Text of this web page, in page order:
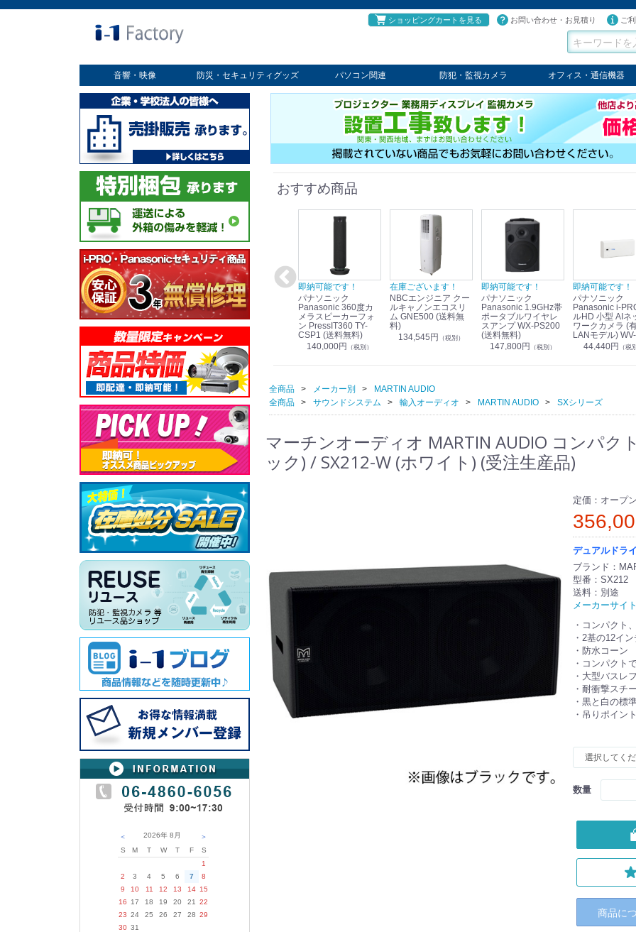
ショッピングカートを見る お問い合わせ・お見積り ご
音響・映像
業務用ディスプレイ
プロジェクター
放送・業務用映像システム
書画カメラ
スクリーン
オプション
防災・セキュリティグッズ
セキュリティグッズ
防災グッズ
パソコン関連
パソコン
タブレット
PCパーツ
コンソール
ケーブル
切替器・延長器
伝送器
コンバータ
その他
防犯・監視カメラ
パナソニック
TAKEX
LET'S
JSS
SELCO
PRINCETON
OS
ネクステージ
ATEN
オフィス・通信機器
回線切替器
疑似電話回線装置
通信機器
デジタル携帯電話PBX
収納・ラック・ハンガー
会議システム
電子黒板
ホワイトボード
その他
＜ 2026年 8月
＞
S
M T W T F
S
1
2
3 4 5 6 7
8
9
10 11 12 13 14 15
16
17 18 19 20 21
22
23 24 25 26 27 28 29
30 31
おすすめ商品
Panasonic i-PRO
2MP(1080p) 屋内 小
型 AIカメラ スピーカ
S71301-F2L (送料無
（税別）
即納可能！
パナソニック
Panasonic i-PRO カ
メラ吊り下げ金具
WV-QSR501-WUX
(送料無料)
6,000円（税別）
在庫あり！送料無料！
パナソニック
Panasonic リモコン
マイク (10局用) WR-
210A (送料無料)
39,000円
即納可能です！
パナソニック
Panasonic 360度カ
メラスピーカーフォ
ン PressIT360 TY-
CSP1 (送料無料)
140,000円 （税別）
在庫ございます！
NBCエンジニア クー
ルキャノンエコスリ
ム GNE500 (送料無
料)
134,545円
（税別）
即納可能です！
パナソニック
Panasonic 1.9GHz帯
ポータブルワイヤレ
スアンプ WX-PS200
(送料無料)
147,800円 （税別）
即納可能です！
パナソニック
Panasonic i-PRO フ
ルHD 小型 AIネ
ワークカメラ (
LANモデル) WV-
S7130UX (送料
44,440円 （税
全商品 メーカー別
MARTIN AUDIO
全商品
サウンドシステム 輸入オーディオ MARTIN AUDIO SXシリーズ
マーチンオーディオ MARTIN AUDIO コンパク
ック) / SX212-W (ホワイト) (受注生産品)
定価：オープン
デュアルドラ
ブランド：
型番：SX212
送料：別途
メーカーサイ
・コンパクト
・2基の12イ
・防水コーン
・コンパクト
・大型バスレ
・耐衝撃スチ
・黒と白の標
・吊りポイント
数量
商品に